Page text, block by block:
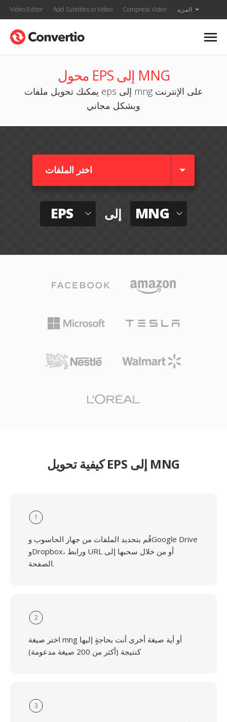
Video Editor Add Subtitles to Video Compress Video المزيد
محول EPS إلى MNG
يمكنك تحويل ملفات eps إلى mng على الإنترنت
وبشكل مجاني
اختر الملفات
EPS إلى MNG
كيفية تحويل EPS إلى MNG
1
قُم بتحديد الملفات من جهاز الحاسوب وGoogle Drive
وDropbox، ورابط URL أو من خلال سحبها إلى
الصفحة.
2
اختر صيغة mng أو أية صيغة أخرى أنت بحاجةٍ إليها
كنتيجة (أكثر من 200 صيغة مدعومة)
3